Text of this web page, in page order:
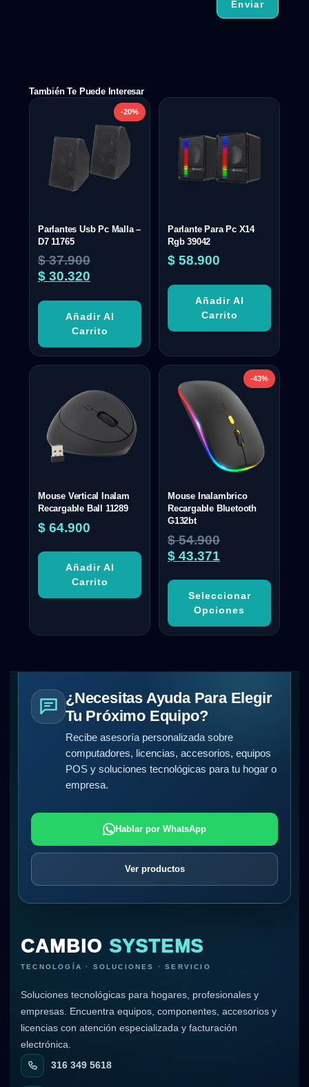
También Te Puede Interesar
-20%
Parlantes Usb Pc Malla –
D7 11765
$37.900
$ 30.320
Añadir Al
Carrito
Parlante Para Pc X14
Rgb 39042
$ 58.900
Añadir Al
Carrito
Mouse Vertical Inalam
Recargable Ball 11289
$ 64.900
Añadir Al
Carrito
-43%
Mouse Inalambrico
Recargable Bluetooth
G132bt
$54.900
$ 43.371
Seleccionar
Opciones
¿Necesitas Ayuda Para Elegir
Tu Próximo Equipo?
Recibe asesoría personalizada sobre
computadores, licencias, accesorios, equipos
POS y soluciones tecnológicas para tu hogar o
empresa.
Hablar por WhatsApp
Ver productos
CAMBIO SYSTEMS
TECNOLOGÍA · SOLUCIONES · SERVICIO
Soluciones tecnológicas para hogares, profesionales y
empresas. Encuentra equipos, componentes, accesorios y
licencias con atención especializada y facturación
electrónica.
316 349 5618